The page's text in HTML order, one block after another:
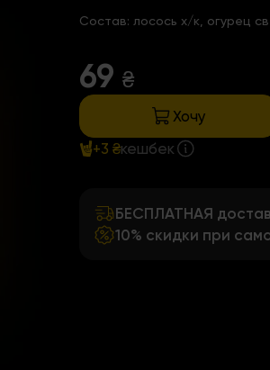
Состав: лосось х/к, огурец
69 ₴
Хочу
+3 ₴кешбек
БЕСПЛАТНАЯ
10% скидки при